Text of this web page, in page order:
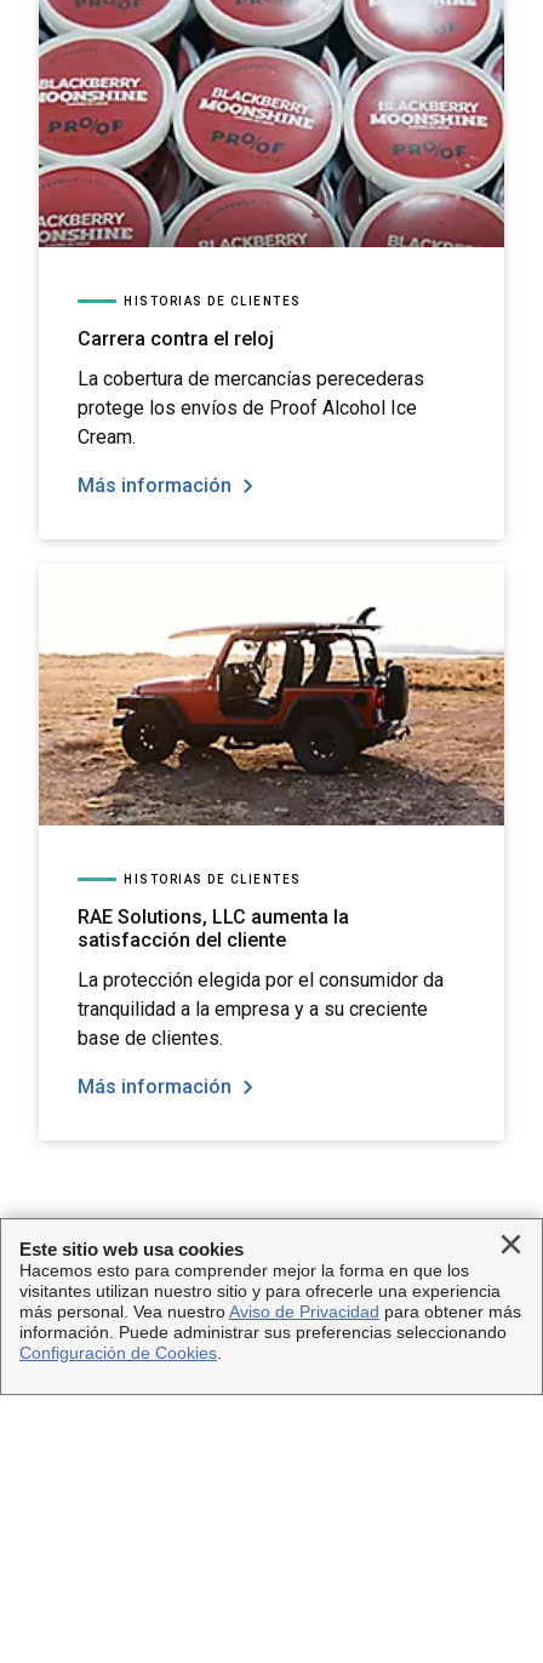
HISTORIAS DE CLIENTES
Carrera contra el reloj
La cobertura de mercancías perecederas
protege los envíos de Proof Alcohol Ice
Cream.
Más información
HISTORIAS DE CLIENTES
RAE Solutions, LLC aumenta la
satisfacción del cliente
La protección elegida por el consumidor da
tranquilidad a la empresa y a su creciente
base de clientes.
Más información
Carga más
Proteja sus envíos
Este sitio web usa cookies
Hacemos esto para comprender mejor la forma en que los
visitantes utilizan nuestro sitio y para ofrecerle una experiencia
más personal. Vea nuestroAviso de Privacidad para obtener más
información. Puede administrar sus preferencias seleccionando
Configuración de Cookies